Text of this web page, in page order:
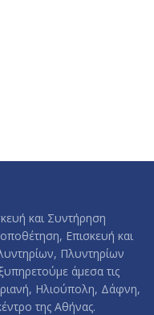
και Συντήρηση
Επισκευή και
Πλυντηρίων
άμεσα τις
Ηλιούπολη, Δάφνη,
της Αθήνας.